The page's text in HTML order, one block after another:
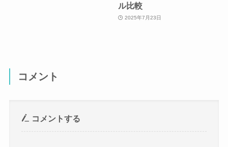
ル比較
2025年7月23日
コメント
コメントする